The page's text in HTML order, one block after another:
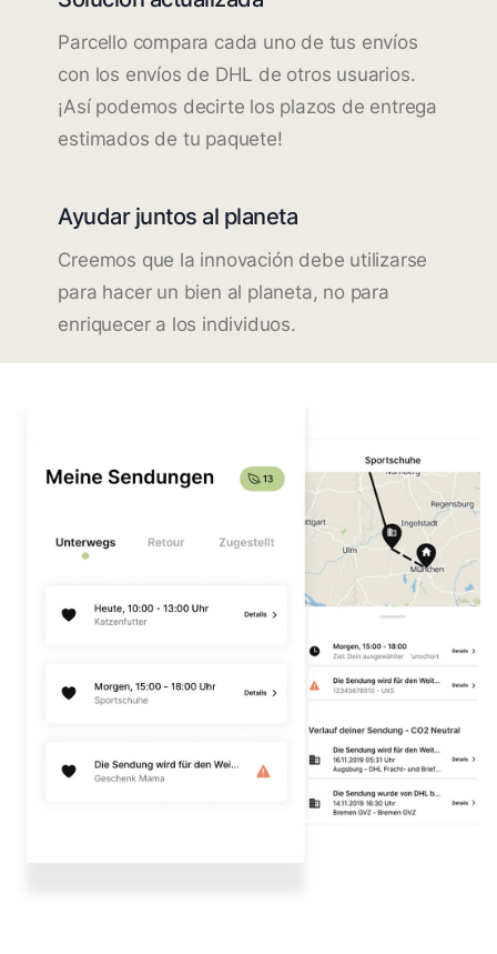
Parcello compara cada uno de tus envíos
con los envíos de DHL de otros usuarios.
¡Así podemos decirte los plazos de entrega
estimados de tu paquete!
Ayudar juntos al planeta
Creemos que la innovación debe utilizarse
para hacer un bien al planeta, no para
enriquecer a los individuos.